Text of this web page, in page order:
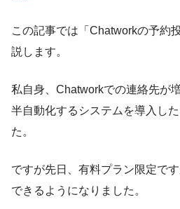
この記事では「Chatworkの予約
説します。
私自身、Chatworkでの連絡先が
半自動化するシステムを導入し
た。
ですが先日、有料プラン限定で
できるようになりました。